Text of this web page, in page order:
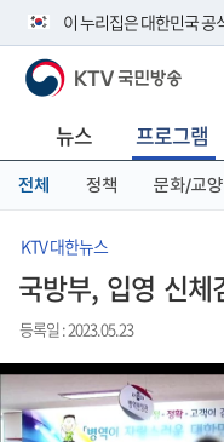
이 누리집은 대한민국
공식 누리집 주소 확인하기
니다.
이밖에 or.kr 또는 .kr등 다
서 도메인 주소를 확인해
KTV 국민방송
뉴스 프로그램
전체 정책 문화/교양
KTV 대한뉴스
국방부, 입영 신
등록일 : 2023.05.23